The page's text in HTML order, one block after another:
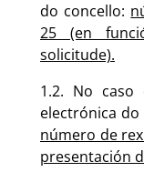
do concello:
25 (en
solicitude).
1.2. No caso
electrónica do
número de
presentación